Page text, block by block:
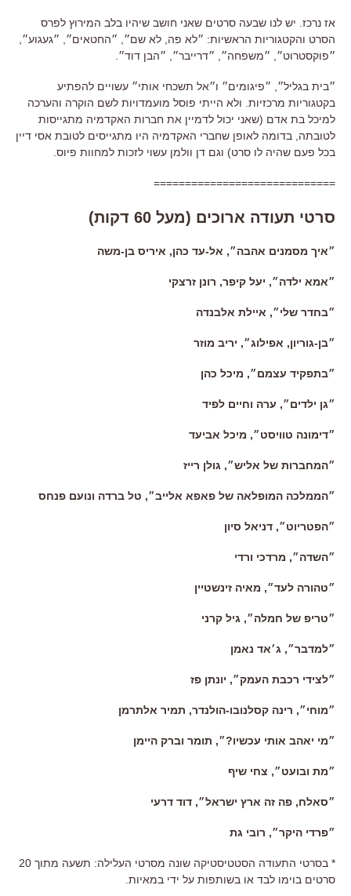
אז נרכז. יש לנו שבעה סרטים שאני חושב שיהיו בלב המירוץ לפרס
הסרט והקטגוריות הראשיות: ״לא פה, לא שם״, ״החטאים״, ״געגוע״,
״פוקסטרוט״, ״משפחה״, ״דרייבר״, ״הבן דוד״.
״בית בגליל״, ״פיגומים״ ו״אל תשכחי אותי״ עשויים להפתיע
בקטגוריות מרכזיות. ולא הייתי פוסל מועמדויות לשם הוקרה והערכה
למיכל בת אדם (שאני יכול לדמיין את חברות האקדמיה מתגייסות
לטובתה, בדומה לאופן שחברי האקדמיה היו מתגייסים לטובת אסי דיין
בכל פעם שהיה לו סרט) וגם דן וולמן עשוי לזכות למחוות פיוס.
=============================
סרטי תעודה ארוכים (מעל 60 דקות)
״איך מסמנים אהבה״, אל-עד כהן, איריס בן-משה
״אמא ילדה״, יעל קיפר, רונן זרצקי
״בחדר שלי״, איילת אלבנדה
״בן-גוריון, אפילוג״, יריב מוזר
״בתפקיד עצמם״, מיכל כהן
״גן ילדים״, ערה וחיים לפיד
״דימונה טוויסט״, מיכל אביעד
״המחברות של אליש״, גולן רייז
״הממלכה המופלאה של פאפא אלייב״, טל ברדה ונועם פנחס
״הפטריוט״, דניאל סיון
״השדה״, מרדכי ורדי
״טהורה לעד״, מאיה זינשטיין
״טריפ של חמלה״, גיל קרני
״למדבר״, ג׳אד נאמן
״לצידי רכבת העמק״, יונתן פז
״מוחי״, רינה קסלנובו-הולנדר, תמיר אלתרמן
״מי יאהב אותי עכשיו?״, תומר וברק היימן
״מת ובועט״, צחי שיף
״סאלח, פה זה ארץ ישראל״, דוד דרעי
״פרדי היקר״, רובי גת
* בסרטי התעודה הסטטיסטיקה שונה מסרטי העלילה: תשעה מתוך 20
סרטים בוימו לבד או בשותפות על ידי במאיות.